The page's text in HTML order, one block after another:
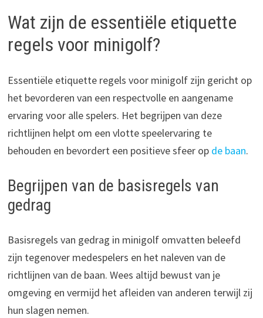
Wat zijn de essentiële etiquette
regels voor minigolf?
Essentiële etiquette regels voor minigolf zijn gericht op
het bevorderen van een respectvolle en aangename
ervaring voor alle spelers. Het begrijpen van deze
richtlijnen helpt om een vlotte speelervaring te
behouden en bevordert een positieve sfeer op de baan.
Begrijpen van de basisregels van
gedrag
Basisregels van gedrag in minigolf omvatten beleefd
zijn tegenover medespelers en het naleven van de
richtlijnen van de baan. Wees altijd bewust van je
omgeving en vermijd het afleiden van anderen terwijl zij
hun slagen nemen.